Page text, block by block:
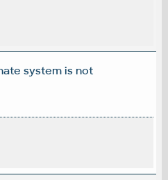
system is not